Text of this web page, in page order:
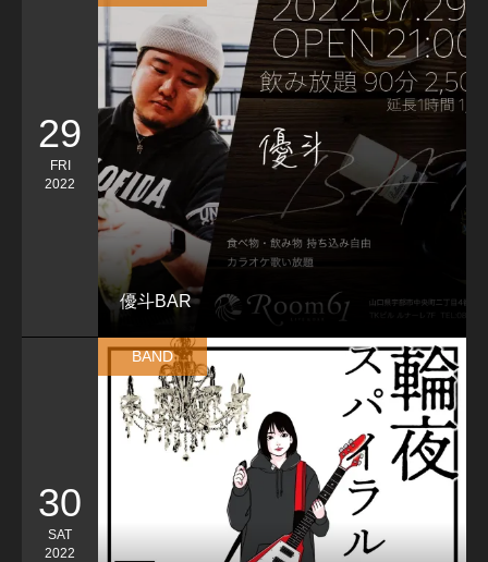
29
FRI
2022
優斗BAR
30
SAT
2022
BAND